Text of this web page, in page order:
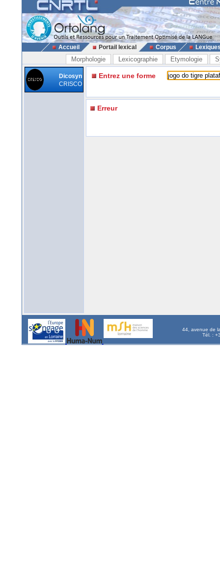
Accueil Portail lexical Corpus
Morphologie Lexicographie Etymologie
Dicosyn
CRISCO
Entrez une forme
Erreur
44, avenue de
Tél. :